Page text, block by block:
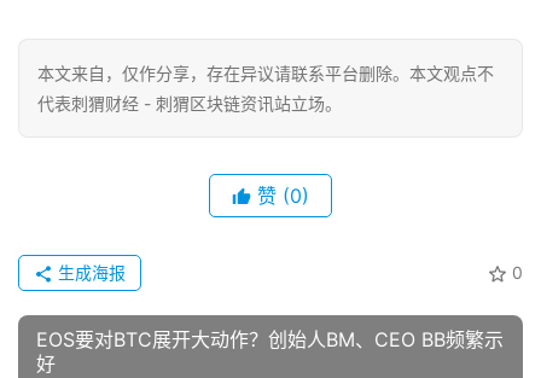
本文来自 ，仅作分享，存在异议请联系平台删除。本文观点不
代表刺猬财经 - 刺猬区块链资讯站立场。
赞 (0)
0
生成海报
EOS要对BTC展开大动作？创始人BM、CEO BB频繁示
好